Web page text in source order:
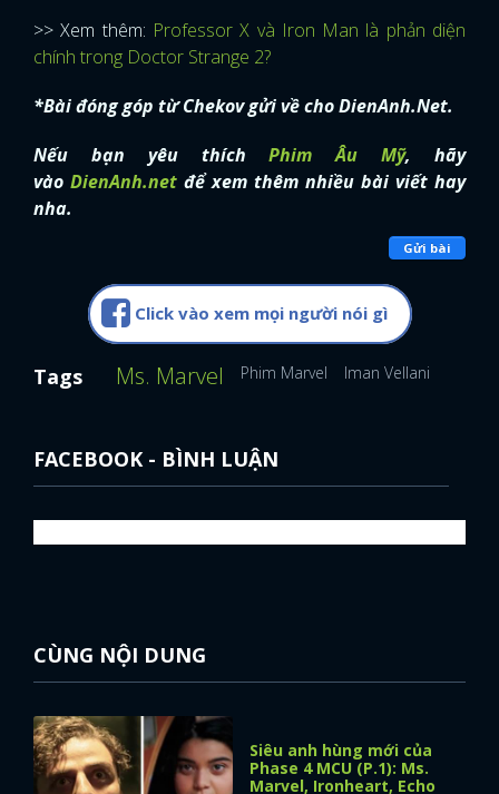
>> Xem thêm: Professor X và Iron Man là phản diện
chính trong Doctor Strange 2?
*Bài đóng góp từ Chekov gửi về cho DienAnh.Net.
Nếu bạn yêu thích Phim Âu Mỹ, hãy
vào DienAnh.net để xem thêm nhiều bài viết hay
nha.
Gửi bài
Click vào xem mọi người nói gì
Tags Ms. Marvel Phim Marvel Iman Vellani
FACEBOOK - BÌNH LUẬN
CÙNG NỘI DUNG
Siêu anh hùng mới của
Phase 4 MCU (P.1): Ms.
Marvel, Ironheart, Echo